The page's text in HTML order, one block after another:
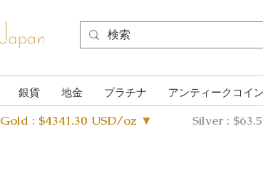
銀貨 地金 プラチナ アンティークコイン
Gold : $4341.30 USD/oz ▼ Silver :